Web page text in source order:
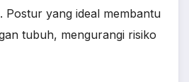
Postur yang ideal membantu
tubuh, mengurangi risiko